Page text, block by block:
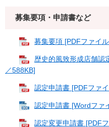
募集要項・申請書など
募集要項 [PDFファイ
歴史的風致形成店舗認
／588KB]
認定申請書 [PDFファ
認定申請書 [Wordファ
認定変更申請書 [PDF